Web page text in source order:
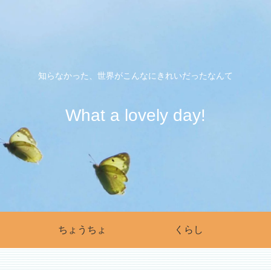
知らなかった、世界がこんなにきれいだったなんて
What a lovely day!
ちょうちょ くらし